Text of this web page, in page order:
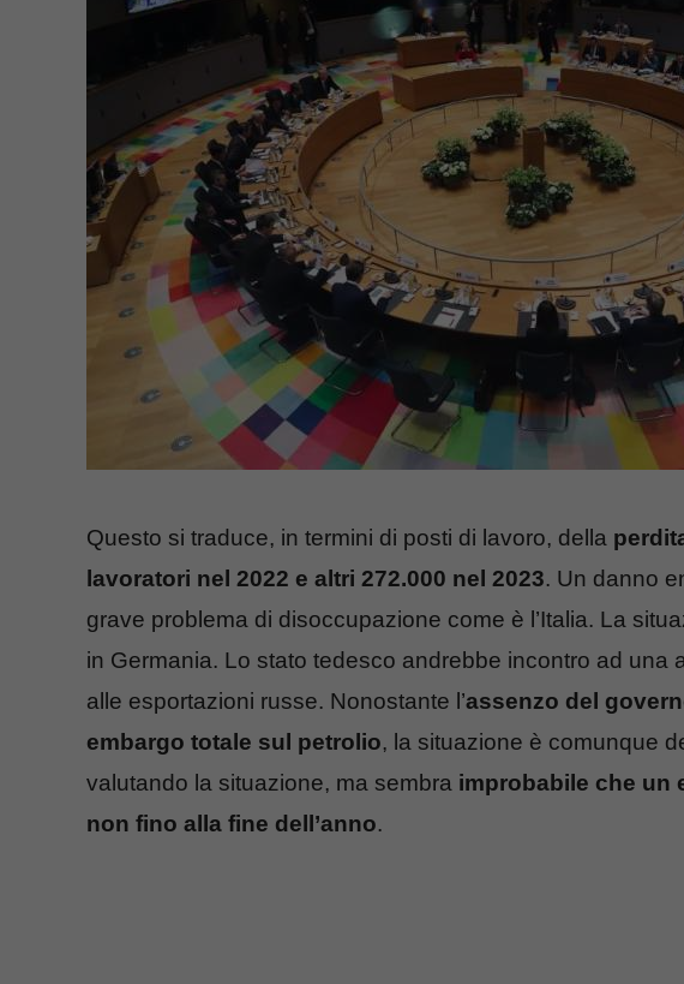
Questo si traduce, in termini di posti di lavoro, della
lavoratori nel 2022 e altri 272.000 nel 2023. Un danno
grave problema di disoccupazione come è l’Italia. La
in Germania. Lo stato tedesco andrebbe incontro ad una
alle esportazioni russe. Nonostante l’assenzo del
embargo totale sul petrolio, la situazione è comunque
valutando la situazione, ma sembra improbabile che un
non fino alla fine dell’anno.